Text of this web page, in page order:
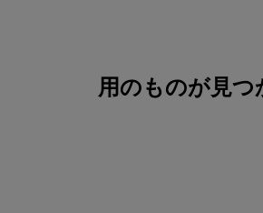
用のものが見つ